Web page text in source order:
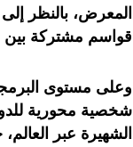
المعرض، بالنظر إلى
قواسم مشتركة بين
وعلى مستوى
شخصية محورية
الشهيرة عبر